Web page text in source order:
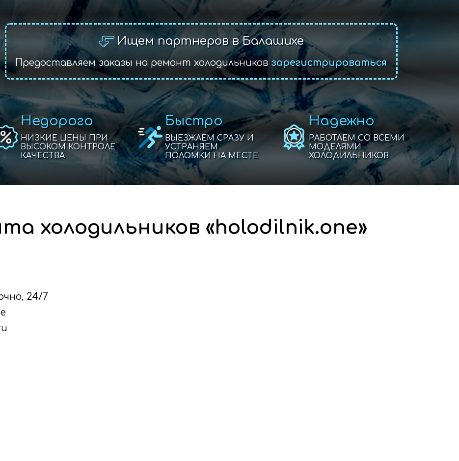
Ищем партнеров в Балашихе
Предоставляем заказы на ремонт холодильниковзарегистрироваться
Недорого
НИЗКИЕ ЦЕНЫ ПРИ
ВЫСОКОМ КОНТРОЛЕ
КАЧЕСТВА
Быстро
ВЫЕЗЖАЕМ СРАЗУ И
УСТРАНЯЕМ
ПОЛОМКИ НА МЕСТЕ
Надежно
РАБОТАЕМ СО ВСЕМИ
МОДЕЛЯМИ
ХОЛОДИЛЬНИКОВ
холодильников «holodilnik.one»
24/7